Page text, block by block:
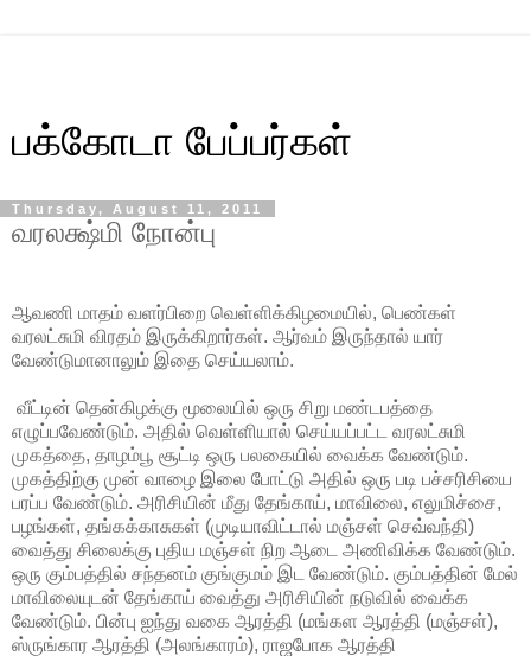
பக்கோடா பேப்பர்கள்
Thursday, August 11, 2011
வரலக்ஷ்மி நோன்பு
ஆவணி மாதம் வளர்பிறை வெள்ளிக்கிழமையில், பெண்கள்
வரலட்சுமி விரதம் இருக்கிறார்கள். ஆர்வம் இருந்தால் யார்
வேண்டுமானாலும் இதை செய்யலாம்.
வீட்டின் தென்கிழக்கு மூலையில் ஒரு சிறு மண்டபத்தை
எழுப்பவேண்டும். அதில் வெள்ளியால் செய்யப்பட்ட வரலட்சுமி
முகத்தை, தாழம்பூ சூட்டி ஒரு பலகையில் வைக்க வேண்டும்.
முகத்திற்கு முன் வாழை இலை போட்டு அதில் ஒரு படி பச்சரிசியை
பரப்ப வேண்டும். அரிசியின் மீது தேங்காய், மாவிலை, எலுமிச்சை,
பழங்கள், தங்கக்காசுகள் (முடியாவிட்டால் மஞ்சள் செவ்வந்தி)
வைத்து சிலைக்கு புதிய மஞ்சள் நிற ஆடை அணிவிக்க வேண்டும்.
ஒரு கும்பத்தில் சந்தனம் குங்குமம் இட வேண்டும். கும்பத்தின் மேல்
மாவிலையுடன் தேங்காய் வைத்து அரிசியின் நடுவில் வைக்க
வேண்டும். பின்பு ஐந்து வகை ஆரத்தி (மங்கள ஆரத்தி (மஞ்சள்),
ஸ்ருங்கார ஆரத்தி (அலங்காரம்), ராஜபோக ஆரத்தி